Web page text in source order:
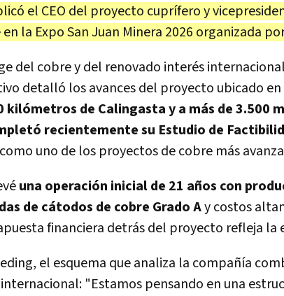
el CEO del proyecto cuprífero y
la Expo San Juan Minera 2026 organizada
del cobre y del renovado interés
detalló los avances del proyecto ubicado
kilómetros de Calingasta y a más de 3.500
recientemente su Estudio de
uno de los proyectos de cobre más
una operación inicial de 21 años con
de cátodos de cobre Grado Ay costos
financiera detrás del proyecto refleja la
el esquema que analiza la compañía
"Estamos pensando en una